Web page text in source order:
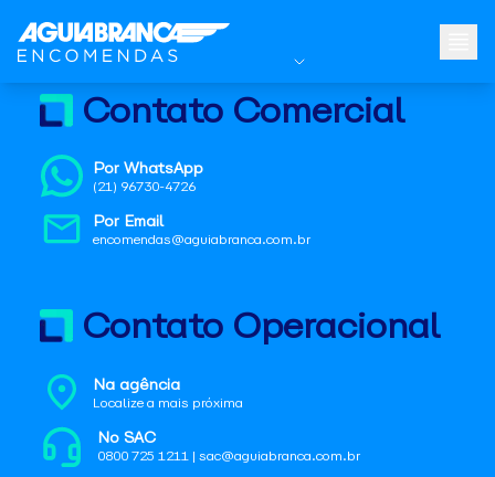
Contato Comercial
Por WhatsApp
(21) 96730-4726
Por Email
encomendas@aguiabranca.com.br
Contato Operacional
Na agência
Localize a mais próxima
No SAC
0800 725 1211 | sac@aguiabranca.com.br